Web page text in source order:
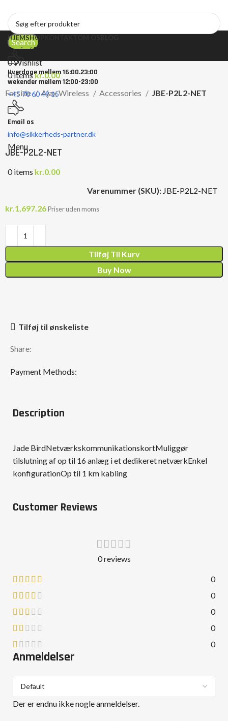
Search
Hverdage mellem 16:00.23:00
wekender mellem 12:00-23:00
+45 70 60 49 15
Email os
info@sikkerheds-partner.dk
Menu
0items kr.0.00
HJEMSHOP
Login / Register
0Wishlist
0itemskr.0.00
Forside
Ajax Wireless Accessories JBE-P2L2-NET
Click to enlarge
JBE-P2L2-NET
Varenummer (SKU): JBE-P2L2-NET
kr.1,697.26 Priser uden moms
Tilføj Til Kurv
Buy Now
Tilføj til ønskeliste
Share:
Payment Methods:
Description
Jade BirdNetværkskommunikationskortMuliggør
tilslutning af op til 16 anlæg i et dedikeret netværkEnkel
konfigurationOp til 1 km kabling
Customer Reviews
0 reviews
0
0
0
0
0
Anmeldelser
Der er endnu ikke nogle anmeldelser.